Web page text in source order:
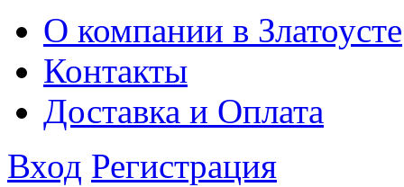
О компании в Златоусте
Контакты
Доставка и Оплата
Вход Регистрация